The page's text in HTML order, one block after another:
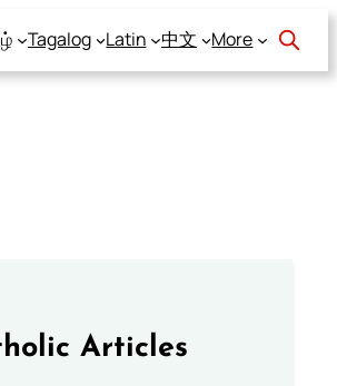
Tagalog Latin 中文 More
Articles